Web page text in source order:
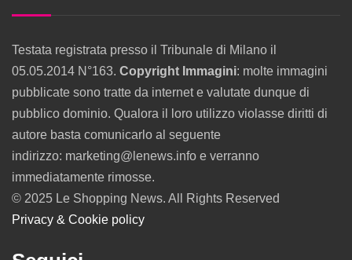
Testata registrata presso il Tribunale di Milano il
05.05.2014 N°163. Copyright Immagini: molte immagini
pubblicate sono tratte da internet e valutate dunque di
pubblico dominio. Qualora il loro utilizzo violasse diritti di
autore basta comunicarlo al seguente
indirizzo: marketing@lenews.info e verranno
immediatamente rimosse.
© 2025 Le Shopping News. All Rights Reserved
Privacy & Cookie policy